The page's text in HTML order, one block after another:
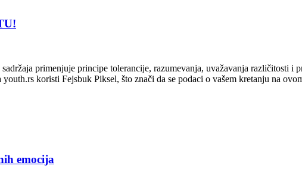
primenjuje principe tolerancije, razumevanja, uvažavanja različitosti
koristi Fejsbuk Piksel, što znači da se podaci o vašem kretanju na
emocija